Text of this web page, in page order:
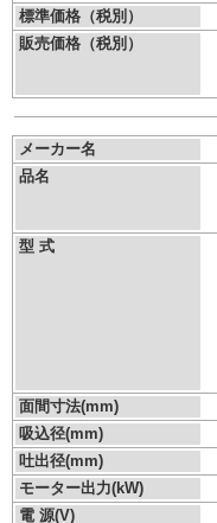
標準価格（税別）
販売価格（税別）
メーカー名
品名
型 式
面間寸法(mm)
吸込径(mm)
吐出径(mm)
モーター出力(kW)
電 源(V)